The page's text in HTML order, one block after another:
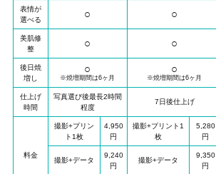
表情が
選べる
○ ○
美肌修
整
○ ○
後日焼
増し
○
※焼増期間は6ヶ月
○
※焼増期間は6ヶ月
仕上げ
時間
写真選び後最長2時間
程度
7日後仕上げ
料金
撮影+プリン
ト1枚
4,950
円
撮影+プリント1
枚
5,280
円
撮影+データ
9,240
円
撮影+データ
9,350
円